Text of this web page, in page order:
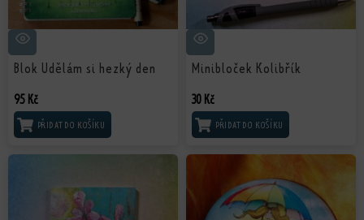
Blok Udělám si hezký den
95 Kč
PŘIDAT DO KOŠÍKU
Minibloček Kolibřík
30 Kč
PŘIDAT DO KOŠÍKU